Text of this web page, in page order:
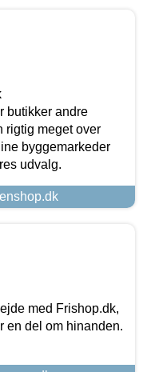
butikker andre
rigtig meget over
byggemarkeder
udvalg.
med Frishop.dk,
en del om hinanden.